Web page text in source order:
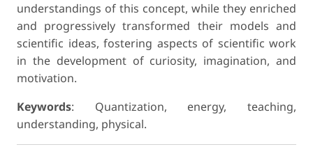
understandings of this concept, while they enriched
and progressively transformed their models and
scientific ideas, fostering aspects of scientific work
in the development of curiosity, imagination, and
motivation.
Keywords: Quantization, energy, teaching,
understanding, physical.